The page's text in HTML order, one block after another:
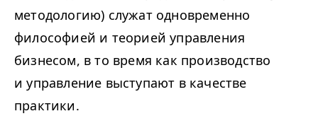
методологию) служат одновременно
философией и теорией управления
бизнесом, в то время как производство
и управление выступают в качестве
практики.